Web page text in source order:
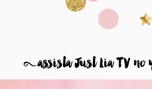
8assista Just Lia TV no